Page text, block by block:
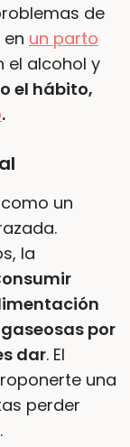
de
un parto
el alcohol y
el hábito,
.
un
la
por
dar. El
una
perder